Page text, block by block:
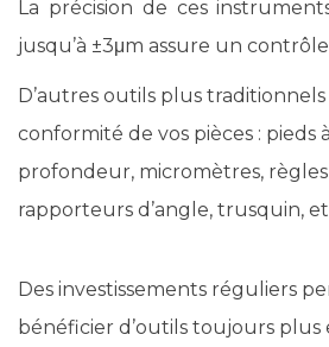
La précision de ces
jusqu’à ±3μm assure un
D’autres outils plus
conformité de vos pièces : pieds
profondeur, micromètres,
rapporteurs d’angle, trusquin,
Des investissements réguliers
bénéficier d’outils toujours plus